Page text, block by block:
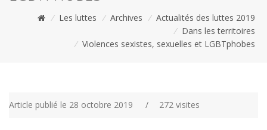
/ Les luttes / Archives / Actualités des luttes 2019
/ Dans les territoires
/ Violences sexistes, sexuelles et LGBTphobes
Article publié le 28 octobre 2019 / 272 visites